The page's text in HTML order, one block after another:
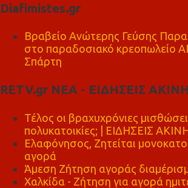
Diafimistes.gr
Βραβείο Ανώτερης Γεύσης
στο παραδοσιακό κρεοπωλείο
Σπάρτη
RETV.gr ΝΕΑ - ΕΙΔΗΣΕΙΣ
Τέλος οι βραχυχρόνιες
πολυκατοικίες; | ΕΙΔΗΣΕΙΣ
Ελαφόνησος, Ζητείται
αγορά
Άμεση Ζήτηση αγοράς
Χαλκίδα - Ζήτηση για αγορά